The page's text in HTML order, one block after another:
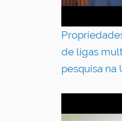
de ligas
pesquisa na